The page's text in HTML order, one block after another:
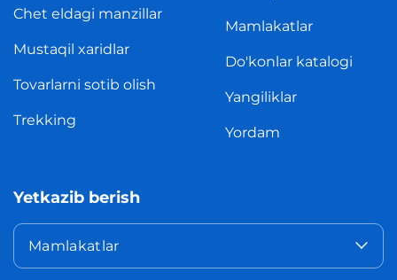
Chet eldagi manzillar
Mustaqil xaridlar
Tovarlarni sotib olish
Trekking
Mamlakatlar
Do'konlar katalogi
Yangiliklar
Yordam
Yetkazib berish
Mamlakatlar